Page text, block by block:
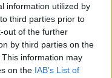
information utilized by
third parties prior to
out of the further
by third parties on the
This information may
on the IAB’s List of